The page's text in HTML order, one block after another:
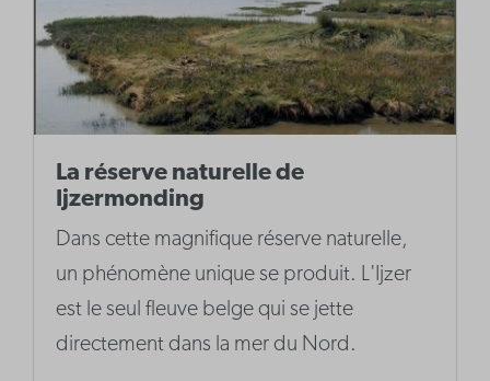
La réserve naturelle de
Ijzermonding
Dans cette magnifique réserve naturelle,
un phénomène unique se produit. L'Ijzer
est le seul fleuve belge qui se jette
directement dans la mer du Nord.